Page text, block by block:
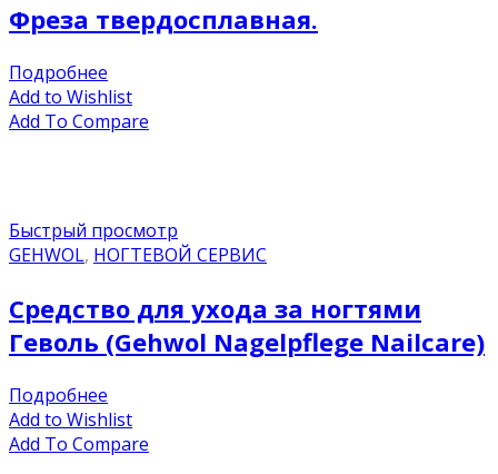
Фреза твердосплавная.
Подробнее
Add to Wishlist
Add To Compare
Быстрый просмотр
GEHWOL, НОГТЕВОЙ СЕРВИС
Средство для ухода за ногтями
Геволь (Gehwol Nagelpflege Nailcare)
Подробнее
Add to Wishlist
Add To Compare